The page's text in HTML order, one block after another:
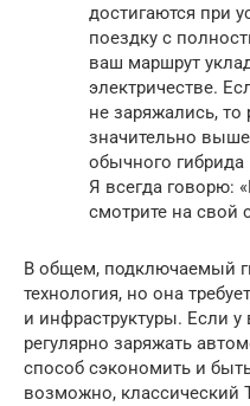
достигаются при
поездку с
ваш маршрут
электричестве.
не заряжались, то
значительно
обычного
Я всегда говорю:
смотрите на свой
В общем, подключаемый
технология, но она
и инфраструктуры. Если
регулярно заряжать
способ сэкономить и
возможно, классический